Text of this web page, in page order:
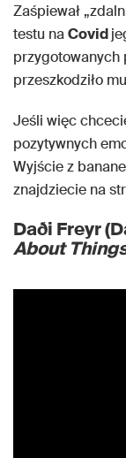
Zaśpiewał
testu naCovid
przygotowanych
przeszkodziło
Jeśli więc
pozytywnych
Wyjście z
znajdziecie na
Daði Freyr
About